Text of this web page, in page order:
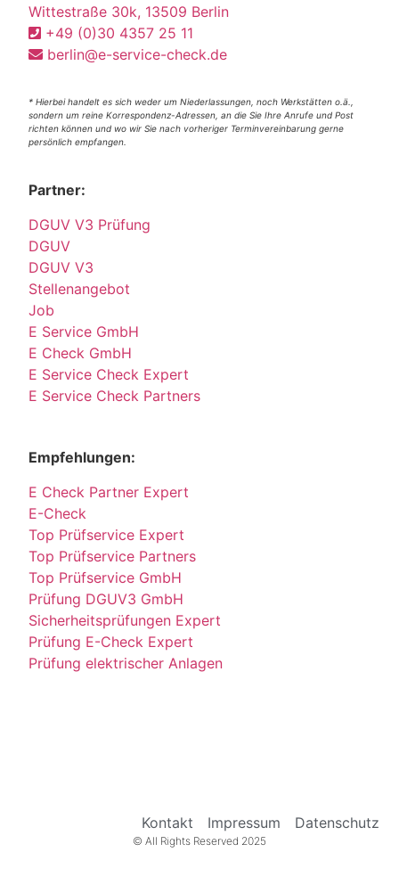
Wittestraße 30k, 13509 Berlin
+49 (0)30 4357 25 11
berlin@e-service-check.de
* Hierbei handelt es sich weder um Niederlassungen, noch Werkstätten o.ä.,
sondern um reine Korrespondenz-Adressen, an die Sie Ihre Anrufe und Post
richten können und wo wir Sie nach vorheriger Terminvereinbarung gerne
persönlich empfangen.
Partner:
DGUV V3 Prüfung
DGUV
DGUV V3
Stellenangebot
Job
E Service GmbH
E Check GmbH
E Service Check Expert
E Service Check Partners
Empfehlungen:
E Check Partner Expert
E-Check
Top Prüfservice Expert
Top Prüfservice Partners
Top Prüfservice GmbH
Prüfung DGUV3 GmbH
Sicherheitsprüfungen Expert
Prüfung E-Check Expert
Prüfung elektrischer Anlagen
Kontakt Impressum Datenschutz
© All Rights Reserved 2025